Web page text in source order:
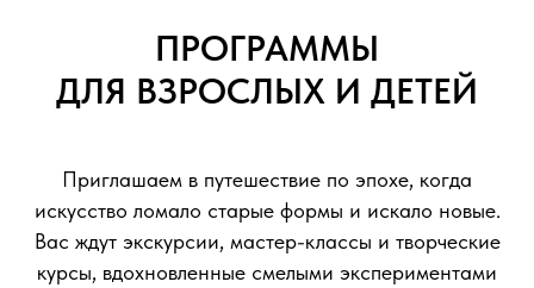
ПРОГРАММЫ
ДЛЯ ВЗРОСЛЫХ И ДЕТЕЙ
Приглашаем в путешествие по эпохе, когда
искусство ломало старые формы и искало новые.
Вас ждут экскурсии, мастер-классы и творческие
курсы, вдохновленные смелыми экспериментами